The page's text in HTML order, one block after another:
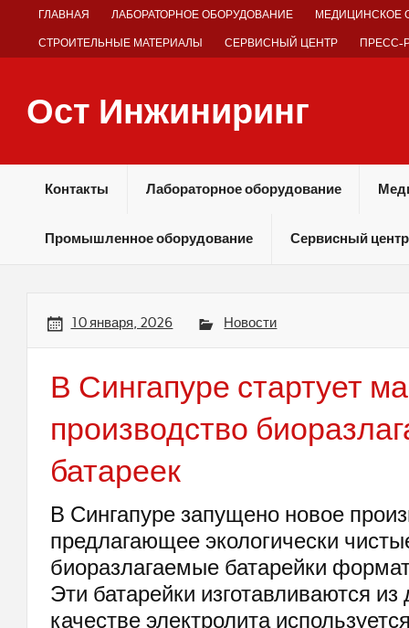
ГЛАВНАЯ ЛАБОРАТОРНОЕ ОБОРУДОВАНИЕ МЕДИЦИНСКОЕ
СТРОИТЕЛЬНЫЕ МАТЕРИАЛЫ СЕРВИСНЫЙ ЦЕНТР ПРЕСС-
Ост Инжиниринг
Контакты Лабораторное оборудование
Промышленное оборудование Сервисный центр
10 января, 2026 Новости
В Сингапуре стартует
производство
батареек
В Сингапуре запущено новое
предлагающее экологически
биоразлагаемые батарейки
Эти батарейки изготавливаются
качестве электролита